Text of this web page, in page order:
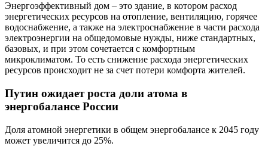
Энергоэффективный дом – это здание, в котором расход
энергетических ресурсов на отопление, вентиляцию, горячее
водоснабжение, а также на электроснабжение в части расхода
электроэнергии на общедомовые нужды, ниже стандартных,
базовых, и при этом сочетается с комфортным
микроклиматом. То есть снижение расхода энергетических
ресурсов происходит не за счет потери комфорта жителей.
Путин ожидает роста доли атома в
энергобалансе России
Доля атомной энергетики в общем энергобалансе к 2045 году
может увеличится до 25%.